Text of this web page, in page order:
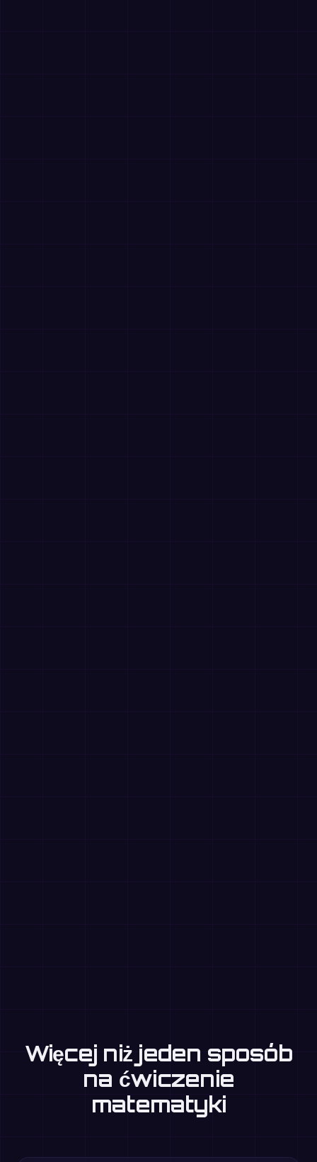
Więcej niż jeden sposób
na ćwiczenie
matematyki